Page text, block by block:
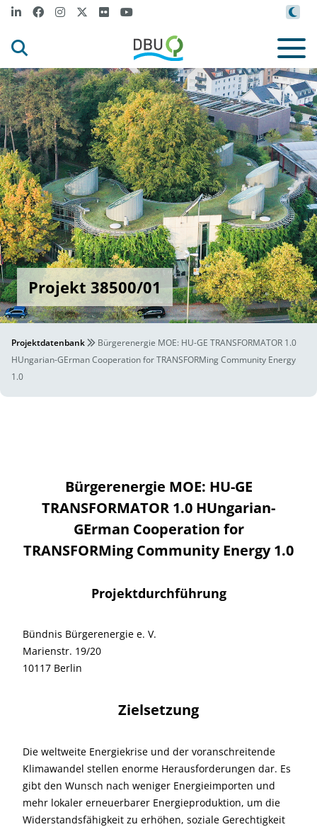
Projekt 38500/01
Projektdatenbank
Bürgerenergie MOE: HU-GE TRANSFORMATOR 1.0
HUngarian-GErman Cooperation for TRANSFORMing Community Energy
1.0
Bürgerenergie MOE: HU-GE
TRANSFORMATOR 1.0 HUngarian-
GErman Cooperation for
TRANSFORMing Community Energy 1.0
Projektdurchführung
Bündnis Bürgerenergie e. V.
Marienstr. 19/20
10117 Berlin
Zielsetzung
Die weltweite Energiekrise und der voranschreitende
Klimawandel stellen enorme Herausforderungen dar. Es
gibt den Wunsch nach weniger Energieimporten und
mehr lokaler erneuerbarer Energieproduktion, um die
Widerstandsfähigkeit zu erhöhen, soziale Gerechtigkeit